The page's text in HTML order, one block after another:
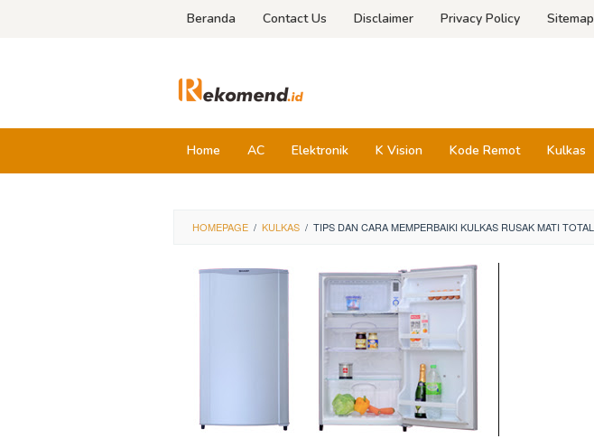
Beranda Contact Us Disclaimer Privacy Policy Sitemap
Home AC Elektronik K Vision Kode Remot Kulkas
HOMEPAGE / KULKAS / TIPS DAN CARA MEMPERBAIKI KULKAS RUSAK MATI TOTAL